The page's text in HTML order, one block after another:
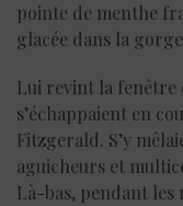
pointe de menthe
glacée dans la
Lui revint la fenêtre
s’échappaient en
Fitzgerald. S’y
aguicheurs et
Là-bas, pendant les